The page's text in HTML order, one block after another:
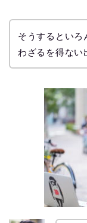
そうするといろ
わざるを得ない